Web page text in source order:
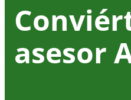
asesor